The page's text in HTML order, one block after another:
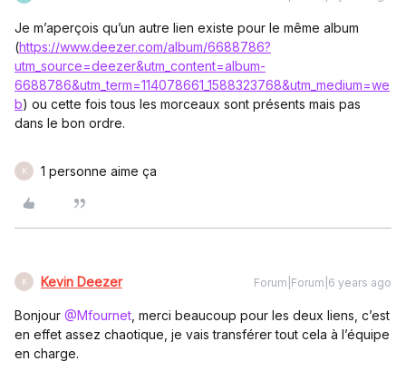
Je m’aperçois qu’un autre lien existe pour le même album
(https://www.deezer.com/album/6688786?
utm_source=deezer&utm_content=album-
6688786&utm_term=114078661_1588323768&utm_medium=we
b) ou cette fois tous les morceaux sont présents mais pas
dans le bon ordre.
K 1 personne aime ça
K Kevin Deezer Forum|Forum|6 years ago
Bonjour @Mfournet , merci beaucoup pour les deux liens, c’est
en effet assez chaotique, je vais transférer tout cela à l’équipe
en charge.